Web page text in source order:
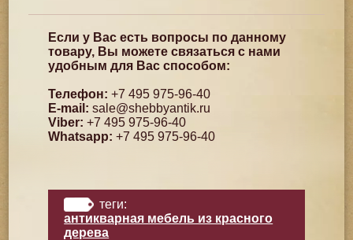
Если у Вас есть вопросы по данному
товару, Вы можете связаться с нами
удобным для Вас способом:
Телефон: +7 495 975-96-40
E-mail: sale@shebbyantik.ru
Viber: +7 495 975-96-40
Whatsapp: +7 495 975-96-40
теги:
антикварная мебель из красного
дерева